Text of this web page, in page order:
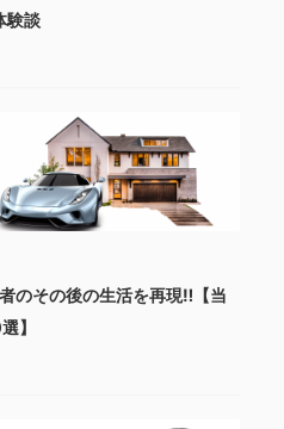
験談
のその後の生活を再現‼︎【当
】